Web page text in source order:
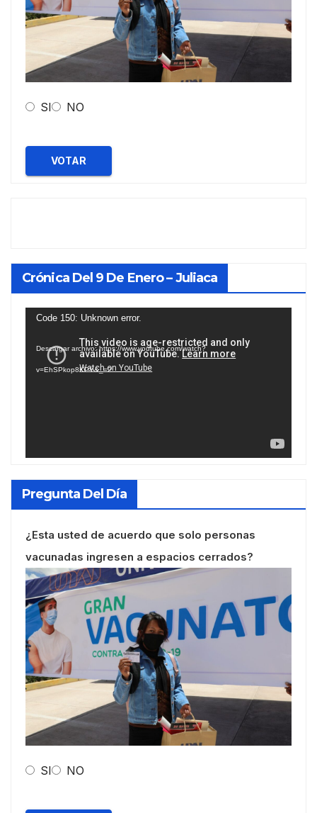
SI NO
VOTAR
Crónica Del 9 De Enero – Juliaca
Reproductor
vídeo
Code 150: Unknown error.
Descargar archivo: https://www.youtube.com/watch?
v=EhSPkop8KPY&_=2
Pregunta Del Día
¿Esta usted de acuerdo que solo personas
vacunadas ingresen a espacios cerrados?
SI NO